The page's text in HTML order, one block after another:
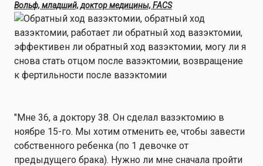
Вольф, младший, доктор медицины, FACS
"Мне 36, а доктору 38. Он сделал вазэктомию в
ноябре 15-го. Мы хотим отменить ее, чтобы завести
собственного ребенка (по 1 девочке от
предыдущего брака). Нужно ли мне сначала пройти